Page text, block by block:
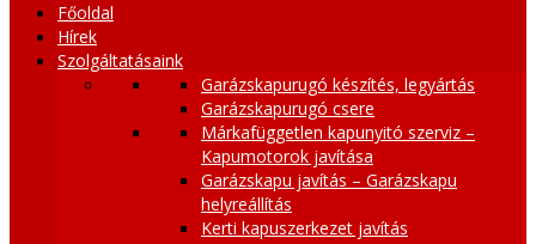
Főoldal
Hírek
Szolgáltatásaink
Garázskapurugó készítés, legyártás
Garázskapurugó csere
Márkafüggetlen kapunyitó szerviz –
Kapumotorok javítása
Garázskapu javítás – Garázskapu
helyreállítás
Kerti kapuszerkezet javítás